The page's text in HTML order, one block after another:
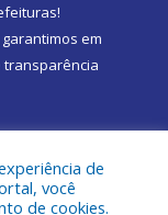
!
em
transparência
de
você
de cookies.